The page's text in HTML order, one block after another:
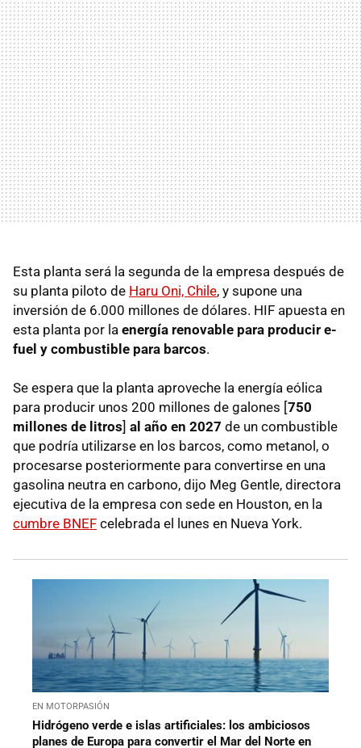
Esta planta será la segunda de la empresa después de
su planta piloto de Haru Oni, Chile, y supone una
inversión de 6.000 millones de dólares. HIF apuesta en
esta planta por la energía renovable para producir e-
fuel y combustible para barcos.
Se espera que la planta aproveche la energía eólica
para producir unos 200 millones de galones [750
millones de litros] al año en 2027 de un combustible
que podría utilizarse en los barcos, como metanol, o
procesarse posteriormente para convertirse en una
gasolina neutra en carbono, dijo Meg Gentle, directora
ejecutiva de la empresa con sede en Houston, en la
cumbre BNEF celebrada el lunes en Nueva York.
EN MOTORPASIÓN
Hidrógeno verde e islas artificiales: los ambiciosos
planes de Europa para convertir el Mar del Norte en